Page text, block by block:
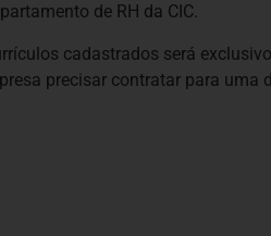
de RH da CIC.
cadastrados será
precisar contratar para